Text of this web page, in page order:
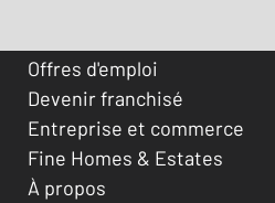
Offres d'emploi
Devenir franchisé
Entreprise et commerce
Fine Homes & Estates
À propos